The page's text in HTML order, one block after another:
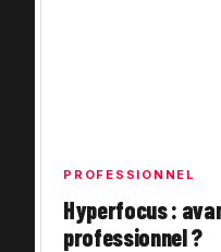
PROFESSIONNEL
Hyperfocus :
professionnel ?